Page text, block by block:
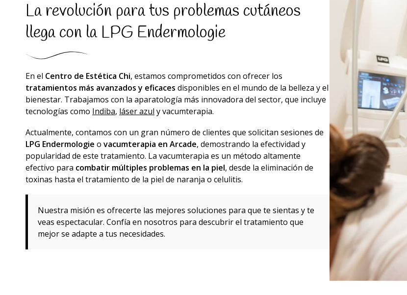
La revolución para tus problemas cutáneos
llega con la LPG Endermologie
En el Centro de Estética Chi, estamos comprometidos con ofrecer los
tratamientos más avanzados y eficaces disponibles en el mundo de la belleza y el
bienestar. Trabajamos con la aparatología más innovadora del sector, que incluye
tecnologías como Indiba, láser azul y vacumterapia.
Actualmente, contamos con un gran número de clientes que solicitan sesiones de
LPG Endermologie o vacumterapia en Arcade, demostrando la efectividad y
popularidad de este tratamiento. La vacumterapia es un método altamente
efectivo para combatir múltiples problemas en la piel, desde la eliminación de
toxinas hasta el tratamiento de la piel de naranja o celulitis.
Nuestra misión es ofrecerte las mejores soluciones para que te sientas y te
veas espectacular. Confía en nosotros para descubrir el tratamiento que
mejor se adapte a tus necesidades.